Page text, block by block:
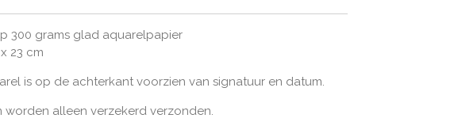
300 grams glad aquarelpapier
23 cm
is op de achterkant voorzien van signatuur en datum.
worden alleen verzekerd verzonden.